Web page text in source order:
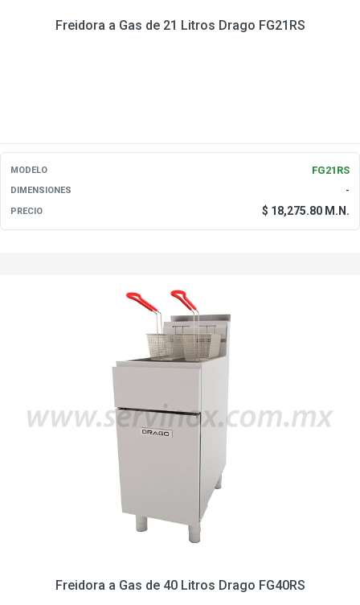
Freidora a Gas de 21 Litros Drago FG21RS
MODELO FG21RS
DIMENSIONES -
PRECIO $ 18,275.80 M.N.
Freidora a Gas de 40 Litros Drago FG40RS